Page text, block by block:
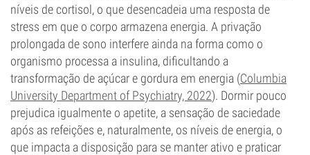
níveis de cortisol, o que desencadeia uma resposta de
stress em que o corpo armazena energia. A privação
prolongada de sono interfere ainda na forma como o
organismo processa a insulina, dificultando a
transformação de açúcar e gordura em energia (Columbia
University Department of Psychiatry, 2022). Dormir pouco
prejudica igualmente o apetite, a sensação de saciedade
após as refeições e, naturalmente, os níveis de energia, o
que impacta a disposição para se manter ativo e praticar